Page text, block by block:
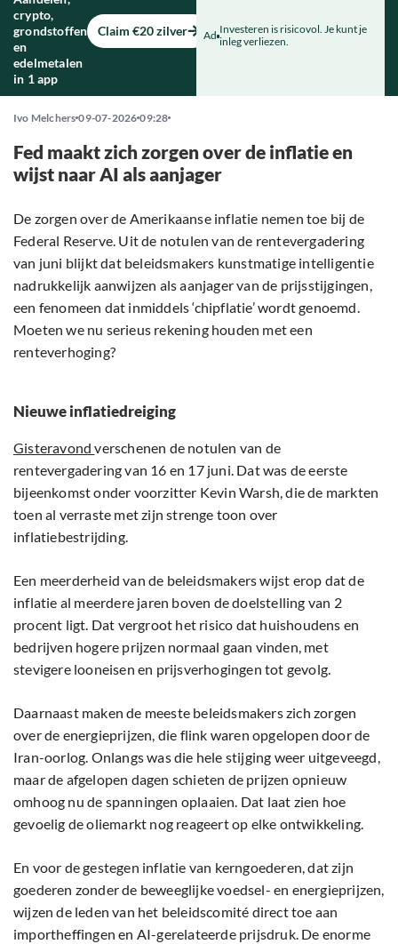
crypto,
grondstoffen
en
edelmetalen
in 1 app
Claim €20 zilver Ad Investeren is risicovol. Je kunt je
inleg verliezen.
Ivo Melchers 09-07-2026 09:28
Fed maakt zich zorgen over de inflatie en
wijst naar AI als aanjager
De zorgen over de Amerikaanse inflatie nemen toe bij de
Federal Reserve. Uit de notulen van de rentevergadering
van juni blijkt dat beleidsmakers kunstmatige intelligentie
nadrukkelijk aanwijzen als aanjager van de prijsstijgingen,
een fenomeen dat inmiddels ‘chipflatie’ wordt genoemd.
Moeten we nu serieus rekening houden met een
renteverhoging?
Nieuwe inflatiedreiging
Gisteravondverschenen de notulen van de
rentevergadering van 16 en 17 juni. Dat was de eerste
bijeenkomst onder voorzitter Kevin Warsh, die de markten
toen al verraste met zijn strenge toon over
inflatiebestrijding.
Een meerderheid van de beleidsmakers wijst erop dat de
inflatie al meerdere jaren boven de doelstelling van 2
procent ligt. Dat vergroot het risico dat huishoudens en
bedrijven hogere prijzen normaal gaan vinden, met
stevigere looneisen en prijsverhogingen tot gevolg.
Daarnaast maken de meeste beleidsmakers zich zorgen
over de energieprijzen, die flink waren opgelopen door de
Iran-oorlog. Onlangs was die hele stijging weer uitgeveegd,
maar de afgelopen dagen schieten de prijzen opnieuw
omhoog nu de spanningen oplaaien. Dat laat zien hoe
gevoelig de oliemarkt nog reageert op elke ontwikkeling.
En voor de gestegen inflatie van kerngoederen, dat zijn
goederen zonder de beweeglijke voedsel- en energieprijzen,
wijzen de leden van het beleidscomité direct toe aan
importheffingen en AI-gerelateerde prijsdruk. De enorme